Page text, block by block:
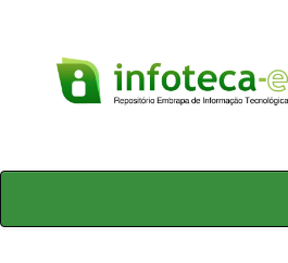
Skip